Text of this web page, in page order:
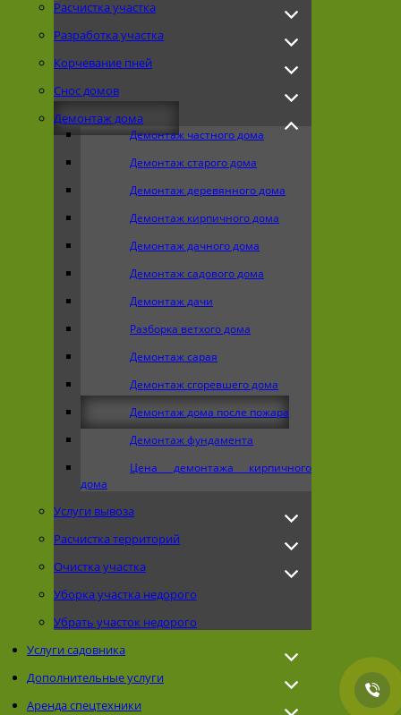
Расчистка участка
Разработка участка
Корчевание пней
Снос домов
Демонтаж дома
Демонтаж частного дома
Демонтаж старого дома
Демонтаж деревянного дома
Демонтаж кирпичного дома
Демонтаж дачного дома
Демонтаж садового дома
Демонтаж дачи
Разборка ветхого дома
Демонтаж сарая
Демонтаж сгоревшего дома
Демонтаж дома после пожара
Демонтаж фундамента
Цена демонтажа кирпичного
дома
Услуги вывоза
Расчистка территорий
Очистка участка
Уборка участка недорого
Убрать участок недорого
Услуги садовника
Дополнительные услуги
Аренда спецтехники